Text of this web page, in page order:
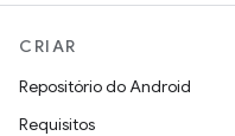
CRIAR
Repositório do Android
Requisitos